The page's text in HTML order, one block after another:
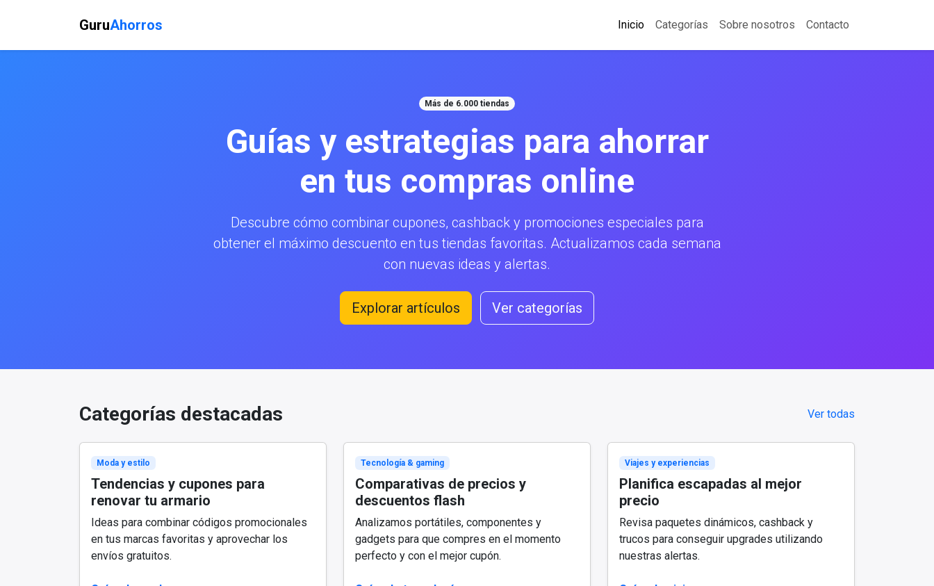
GuruAhorros Inicio Categorías Sobre nosotros Contacto
Más de 6.000 tiendas
Guías y estrategias para ahorrar
en tus compras online
Descubre cómo combinar cupones, cashback y promociones especiales para
obtener el máximo descuento en tus tiendas favoritas. Actualizamos cada semana
con nuevas ideas y alertas.
Explorar artículos Ver categorías
Categorías destacadas Ver todas
Moda y estilo
Tendencias y cupones para
renovar tu armario
Ideas para combinar códigos promocionales
en tus marcas favoritas y aprovechar los
envíos gratuitos.
Tecnología & gaming
Comparativas de precios y
descuentos flash
Analizamos portátiles, componentes y
gadgets para que compres en el momento
perfecto y con el mejor cupón.
Viajes y experiencias
Planifica escapadas al mejor
precio
Revisa paquetes dinámicos, cashback y
trucos para conseguir upgrades utilizando
nuestras alertas.